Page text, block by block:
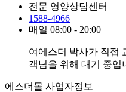
전문 영양상담센터
1588-4966
매일 08:00 - 20:00
여에스더 박사가 직접
객님을 위해 대기 중입
에스더몰 사업자정보